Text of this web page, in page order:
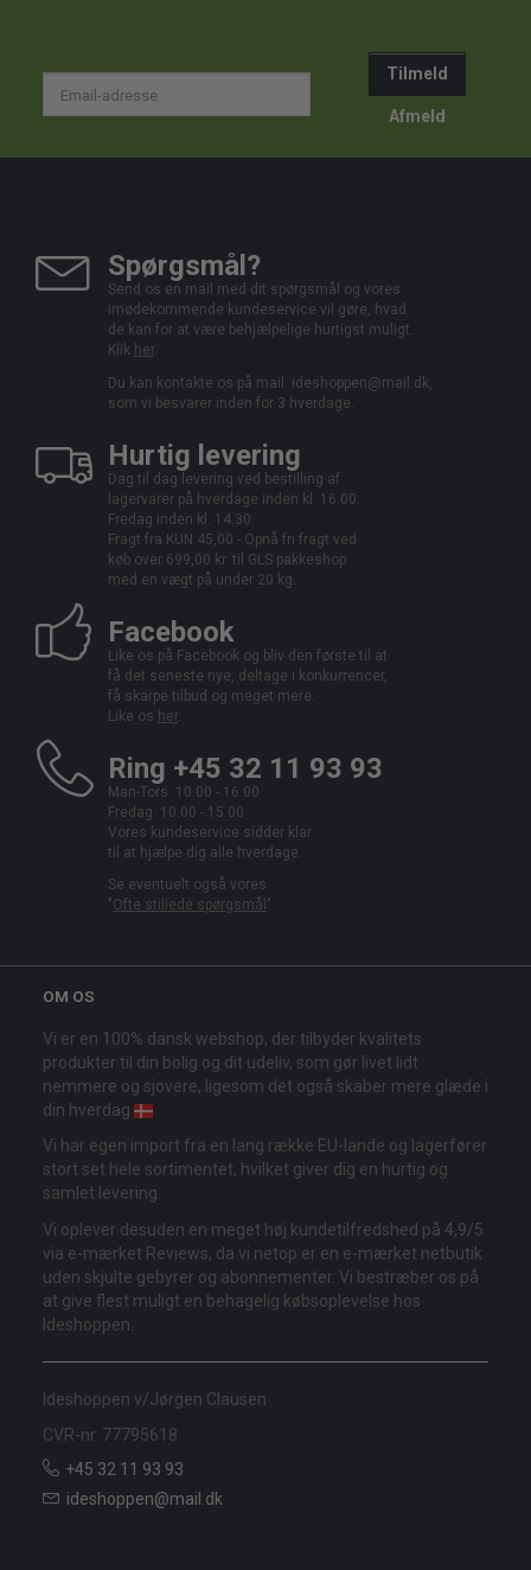
Tilmeld
Afmeld
Spørgsmål?
Send os en mail med dit spørgsmål og vores
imødekommende kundeservice vil gøre, hvad
de kan for at være behjælpelige hurtigst muligt.
Klik her.
Du kan kontakte os på mail: ideshoppen@mail.dk,
som vi besvarer inden for 3 hverdage.
Hurtig levering
Dag til dag levering ved bestilling af
lagervarer på hverdage inden kl. 16.00.
Fredag inden kl. 14.30.
Fragt fra KUN 45,00 - Opnå fri fragt ved
køb over 699,00 kr. til GLS pakkeshop
med en vægt på under 20 kg.
Facebook
Like os på Facebook og bliv den første til at
få det seneste nye, deltage i konkurrencer,
få skarpe tilbud og meget mere.
Like os her.
Ring +45 32 11 93 93
Man-Tors: 10.00 - 16.00
Fredag: 10.00 - 15.00
Vores kundeservice sidder klar
til at hjælpe dig alle hverdage.
Se eventuelt også vores
"Ofte stillede spørgsmål ".
OM OS
Vi er en 100% dansk webshop, der tilbyder kvalitets
produkter til din bolig og dit udeliv, som gør livet lidt
nemmere og sjovere, ligesom det også skaber mere glæde i
din hverdag
Vi har egen import fra en lang række EU-lande og lagerfører
stort set hele sortimentet, hvilket giver dig en hurtig og
samlet levering.
Vi oplever desuden en meget høj kundetilfredshed på 4,9/5
via e-mærket Reviews, da vi netop er en e-mærket netbutik
uden skjulte gebyrer og abonnementer. Vi bestræber os på
at give flest muligt en behagelig købsoplevelse hos
Ideshoppen.
Ideshoppen v/Jørgen Clausen
CVR-nr. 77795618
+45 32 11 93 93
ideshoppen@mail.dk